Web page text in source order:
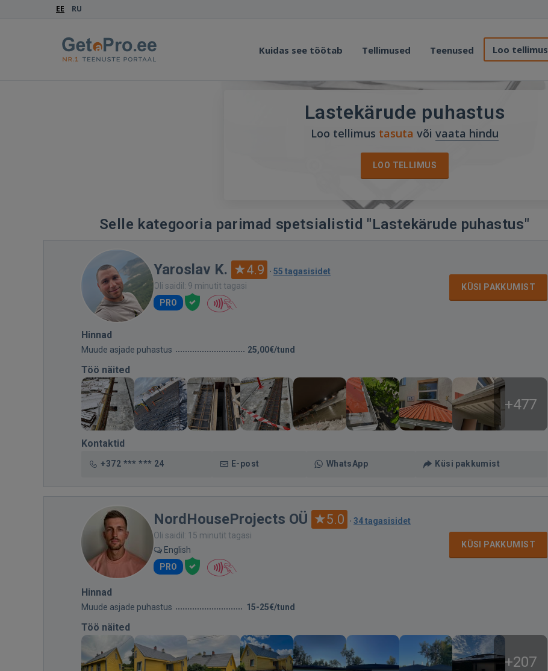
EE RU
Kuidas see töötab Tellimused Teenused Loo tellimus
Lastekärude puhastus
Loo tellimus tasuta või vaata hindu
LOO TELLIMUS
Selle kategooria parimad spetsialistid "Lastekärude puhastus"
Yaroslav K. 4.9 · 55 tagasisidet
Oli saidil: 9 minutit tagasi
PRO
KÜSI PAKKUMIST
Hinnad
Muude asjade puhastus 25,00€/tund
Töö näited
+477
Kontaktid
+372 *** *** 24 E-post WhatsApp Küsi pakkumist
NordHouseProjects OÜ 5.0 · 34 tagasisidet
Oli saidil: 15 minutit tagasi
English
PRO
KÜSI PAKKUMIST
Hinnad
Muude asjade puhastus 15-25€/tund
Töö näited
+207